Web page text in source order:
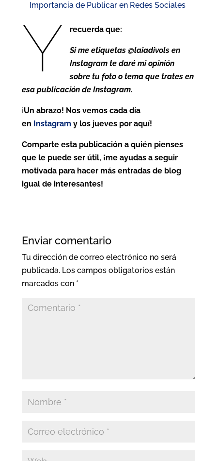
Importancia de Publicar en Redes Sociales
Y recuerda que:
Si me etiquetas @laiadivols en
Instagram te daré mi opinión
sobre tu foto o tema que trates en
esa publicación de Instagram.
¡Un abrazo! Nos vemos cada día
en Instagram y los jueves por aquí!
Comparte esta publicación a quién pienses
que le puede ser útil, ¡me ayudas a seguir
motivada para hacer más entradas de blog
igual de interesantes!
Enviar comentario
Tu dirección de correo electrónico no será
publicada. Los campos obligatorios están
marcados con *